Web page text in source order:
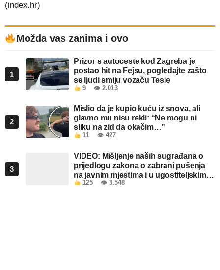
(index.hr)
Možda vas zanima i ovo
1
Prizor s autoceste kod Zagreba je
postao hit na Fejsu, pogledajte zašto
se ljudi smiju vozaču Tesle
9 👁 2.013
2
Mislio da je kupio kuću iz snova, ali
glavno mu nisu rekli: “Ne mogu ni
sliku na zid da okačim…”
11 👁 427
3
VIDEO: Mišljenje naših sugrađana o
prijedlogu zakona o zabrani pušenja
na javnim mjestima i u ugostiteljskim
objektima u FBiH
125 👁 3.548